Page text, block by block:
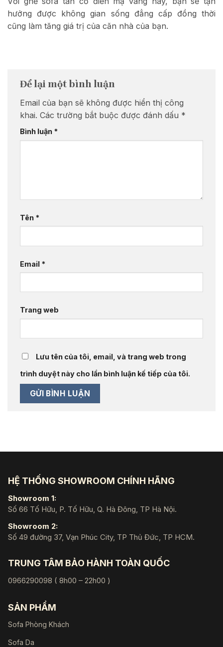
hưởng được không gian sống đẳng cấp đồng thời
cũng làm tăng giá trị của căn nhà của bạn.
Để lại một bình luận
Email của bạn sẽ không được hiển thị công
khai. Các trường bắt buộc được đánh dấu *
Bình luận *
Tên *
Email *
Trang web
Lưu tên của tôi, email, và trang web trong
trình duyệt này cho lần bình luận kế tiếp của tôi.
HỆ THỐNG SHOWROOM CHÍNH HÃNG
Showroom 1:
Số 66 Tố Hữu, P. Tố Hữu, Q. Hà Đông, TP Hà Nội.
Showroom 2:
Số 49 đường 37, Vạn Phúc City, TP Thủ Đức, TP HCM.
TRUNG TÂM BẢO HÀNH TOÀN QUỐC
0966290098 ( 8h00 – 22h00 )
SẢN PHẨM
Sofa Phòng Khách
Sofa Da